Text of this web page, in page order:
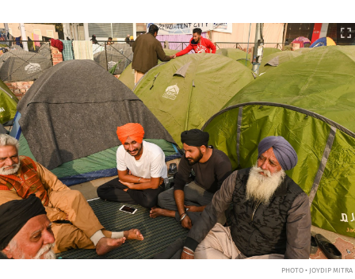
PHOTO • JOYDIP MITRA